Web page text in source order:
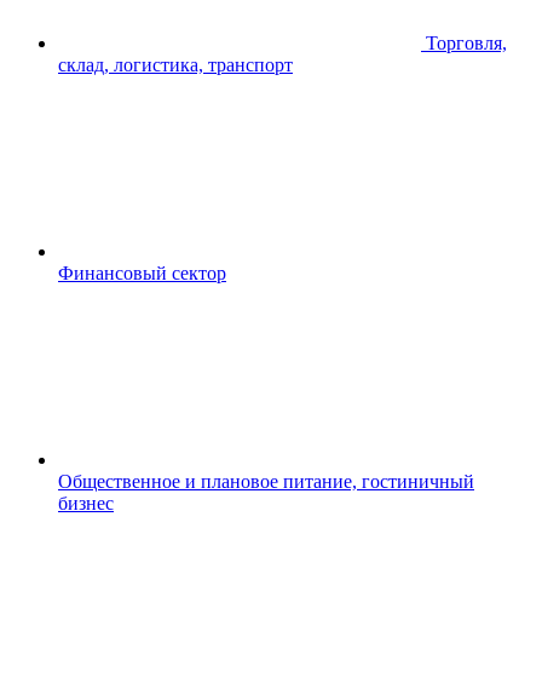
Торговля,
склад, логистика, транспорт
Финансовый сектор
Общественное и плановое питание, гостиничный
бизнес